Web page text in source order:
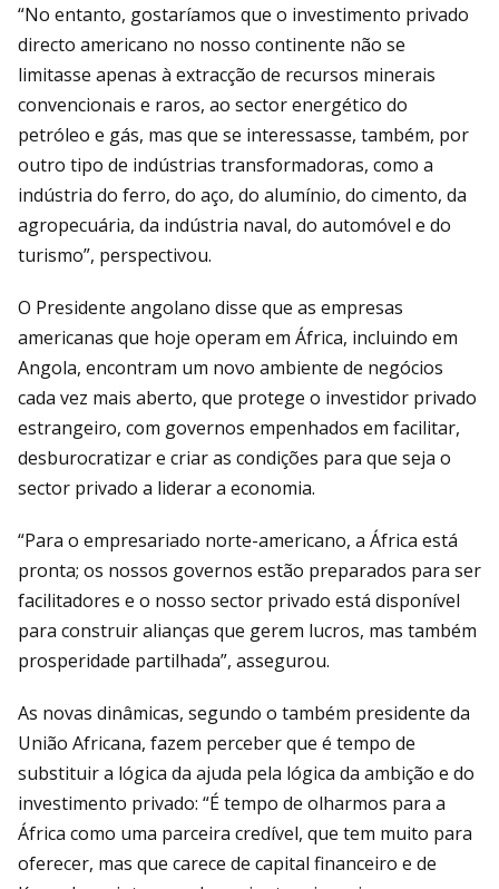
“No entanto, gostaríamos que o investimento privado
directo americano no nosso continente não se
limitasse apenas à extracção de recursos minerais
convencionais e raros, ao sector energético do
petróleo e gás, mas que se interessasse, também, por
outro tipo de indústrias transformadoras, como a
indústria do ferro, do aço, do alumínio, do cimento, da
agropecuária, da indústria naval, do automóvel e do
turismo”, perspectivou.
O Presidente angolano disse que as empresas
americanas que hoje operam em África, incluindo em
Angola, encontram um novo ambiente de negócios
cada vez mais aberto, que protege o investidor privado
estrangeiro, com governos empenhados em facilitar,
desburocratizar e criar as condições para que seja o
sector privado a liderar a economia.
“Para o empresariado norte-americano, a África está
pronta; os nossos governos estão preparados para ser
facilitadores e o nosso sector privado está disponível
para construir alianças que gerem lucros, mas também
prosperidade partilhada”, assegurou.
As novas dinâmicas, segundo o também presidente da
União Africana, fazem perceber que é tempo de
substituir a lógica da ajuda pela lógica da ambição e do
investimento privado: “É tempo de olharmos para a
África como uma parceira credível, que tem muito para
oferecer, mas que carece de capital financeiro e de